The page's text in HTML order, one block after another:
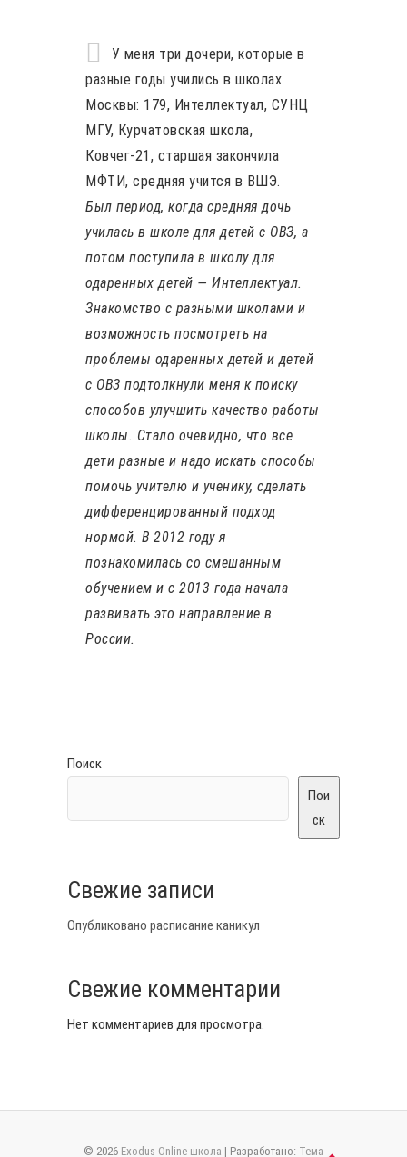
У меня три дочери, которые в
разные годы учились в школах
Москвы: 179, Интеллектуал, СУНЦ
МГУ, Курчатовская школа,
Ковчег-21, старшая закончила
МФТИ, средняя учится в ВШЭ.
Был период, когда средняя дочь
училась в школе для детей с ОВЗ, а
потом поступила в школу для
одаренных детей — Интеллектуал.
Знакомство с разными школами и
возможность посмотреть на
проблемы одаренных детей и детей
с ОВЗ подтолкнули меня к поиску
способов улучшить качество работы
школы. Стало очевидно, что все
дети разные и надо искать способы
помочь учителю и ученику, сделать
дифференцированный подход
нормой. В 2012 году я
познакомилась со смешанным
обучением и с 2013 года начала
развивать это направление в
России.
Поиск
Пои
ск
Свежие записи
Опубликовано расписание каникул
Свежие комментарии
Нет комментариев для просмотра.
© 2026 Exodus Online школа | Разработано: Тема